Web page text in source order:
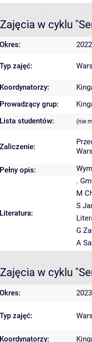
Zajęcia w cyklu
Okres:
Typ zajęć:
Koordynatorzy:
Prowadzący grup:
Lista studentów:
(nie
Zaliczenie:
Pełny opis:
Literatura:
.
M
S
G
A
Zajęcia w cyklu
Okres:
Typ zajęć:
Koordynatorzy: